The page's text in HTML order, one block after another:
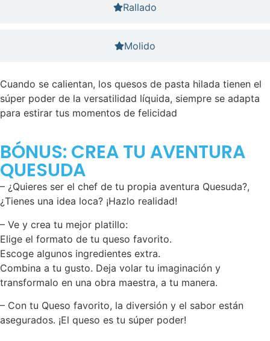
Rallado
Molido
Cuando se calientan, los quesos de pasta hilada tienen el
súper poder de la versatilidad líquida, siempre se adapta
para estirar tus momentos de felicidad
BÓNUS: CREA TU AVENTURA
QUESUDA
– ¿Quieres ser el chef de tu propia aventura Quesuda?,
¿Tienes una idea loca? ¡Hazlo realidad!
– Ve y crea tu mejor platillo:
Elige el formato de tu queso favorito.
Escoge algunos ingredientes extra.
Combina a tu gusto. Deja volar tu imaginación y
transformalo en una obra maestra, a tu manera.
– Con tu Queso favorito, la diversión y el sabor están
asegurados. ¡El queso es tu súper poder!